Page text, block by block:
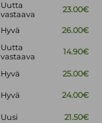
Uutta
vastaava
23.00€
Hyvä
26.00€
Uutta
vastaava
14.90€
Hyvä
25.00€
Hyvä 24.00€
Uusi
21.50€